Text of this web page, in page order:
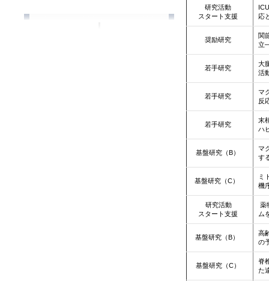
研究活動
スタート支援
応
奨励研究
関
立
若手研究
大
活
若手研究
マ
反
若手研究
末
ハ
基盤研究（B）
マ
す
基盤研究（C）
ミ
機
研究活動
スタート支援
薬
ム
基盤研究（B）
高
の
基盤研究（C）
脊
た